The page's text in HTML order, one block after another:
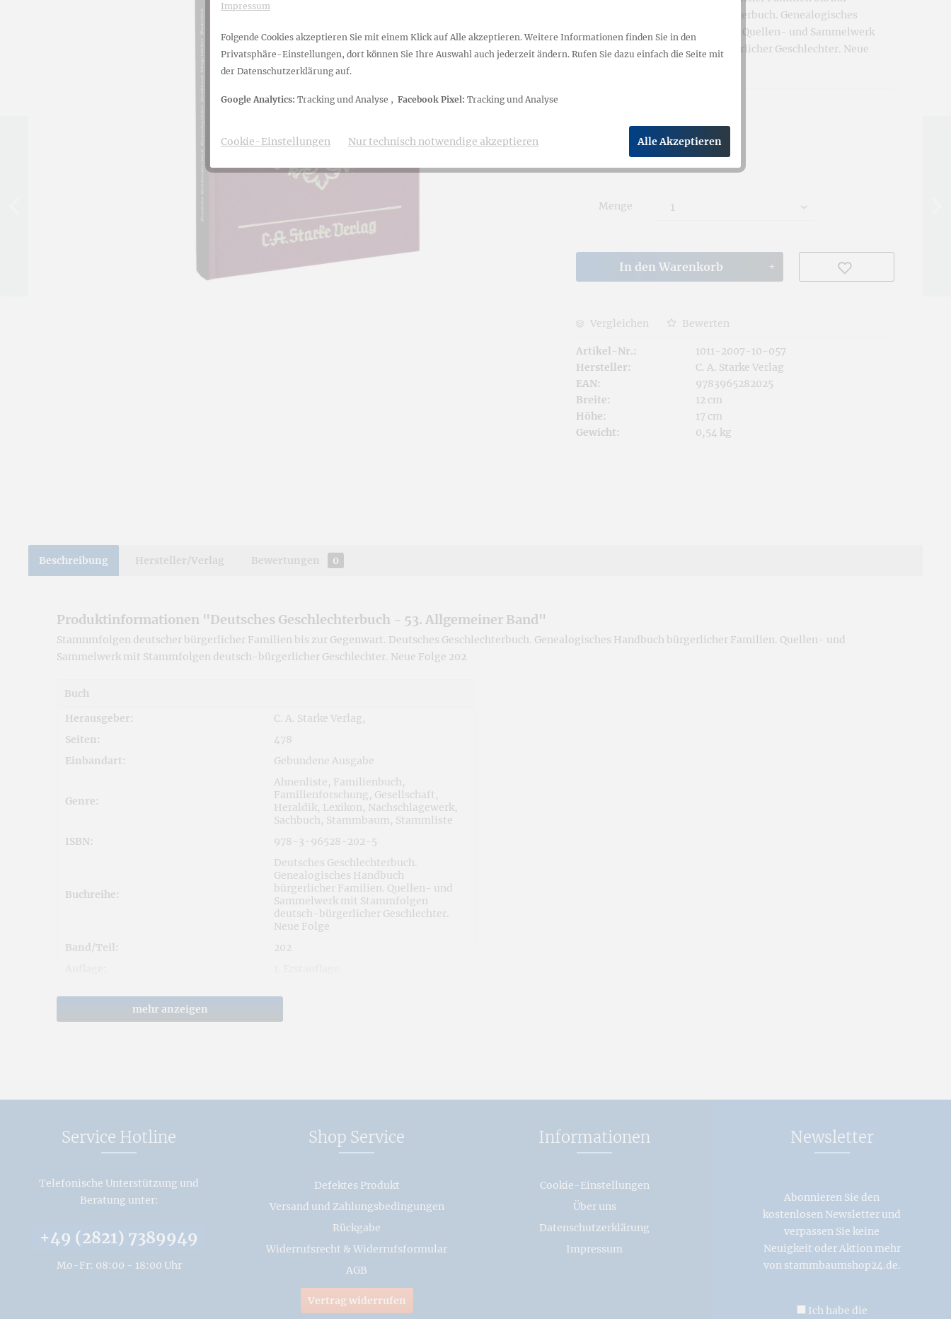
Antiquariat
WGGF
Gegenwart. Deutsches Geschlechterbuch. Genealogisches
Handbuch bürgerlicher Familien. Quellen- und Sammelwerk
mit Stammfolgen deutsch-bürgerlicher Geschlechter. Neue
Lieferzeit 7 - 10 Werktage
Menge
In den Warenkorb
Vergleichen Bewerten
Artikel-Nr.:
1011-2007-10-057
Hersteller:
C. A. Starke Verlag
EAN:
9783965282025
Breite:
12 cm
Höhe:
17 cm
Gewicht:
0,54 kg
Beschreibung Hersteller/Verlag Bewertungen 0
Produktinformationen "Deutsches Geschlechterbuch - 53. Allgemeiner Band"
Stamnmfolgen deutscher bürgerlicher Familien bis zur Gegenwart. Deutsches Geschlechterbuch. Genealogisches Handbuch bürgerlicher Familien. Quellen- und
Sammelwerk mit Stammfolgen deutsch-bürgerlicher Geschlechter. Neue Folge 202
Buch
Herausgeber:
C. A. Starke Verlag,
Seiten:
478
Einbandart:
Gebundene Ausgabe
Genre:
Ahnenliste, Familienbuch,
Familienforschung, Gesellschaft,
Heraldik, Lexikon, Nachschlagewerk,
Sachbuch, Stammbaum, Stammliste
ISBN:
978-3-96528-202-5
Buchreihe:
Deutsches Geschlechterbuch.
Genealogisches Handbuch
bürgerlicher Familien. Quellen- und
Sammelwerk mit Stammfolgen
deutsch-bürgerlicher Geschlechter.
Neue Folge
Band/Teil:
202
Weiterführende Links zu "Deutsches Geschlechterbuch - 53. Allgemeiner Band"
mehr anzeigen
Service Hotline
Telefonische Unterstützung und
Beratung unter:
+49 (2821) 7389949
Mo-Fr: 08:00 - 18:00 Uhr
Shop Service
Defektes Produkt
Versand und Zahlungsbedingungen
Rückgabe
Widerrufsrecht & Widerrufsformular
AGB
Vertrag widerrufen
Informationen
Cookie-Einstellungen
Über uns
Datenschutzerklärung
Impressum
Newsletter
Abonnieren Sie den
kostenlosen Newsletter und
verpassen Sie keine
Neuigkeit oder Aktion mehr
von stammbaumshop24.de.
Ich habe die
Impressum
Folgende Cookies akzeptieren Sie mit einem Klick auf Alle akzeptieren. Weitere Informationen finden Sie in den
Privatsphäre-Einstellungen, dort können Sie Ihre Auswahl auch jederzeit ändern. Rufen Sie dazu einfach die Seite mit
der Datenschutzerklärung auf.
Google Analytics: Tracking und Analyse , Facebook Pixel: Tracking und Analyse
Cookie-Einstellungen Nur technisch notwendige akzeptieren Alle Akzeptieren